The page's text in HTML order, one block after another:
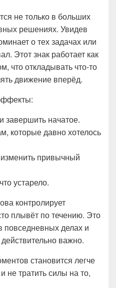
не только в больших
решениях. Увидев
о тех задачах или
Этот знак работает как
что откладывать что-то
движение вперёд.
завершить начатое.
которые давно хотелось
привычный
устарело.
контролирует
плывёт по течению. Это
повседневных делах и
важно.
становится легче
не тратить силы на то,